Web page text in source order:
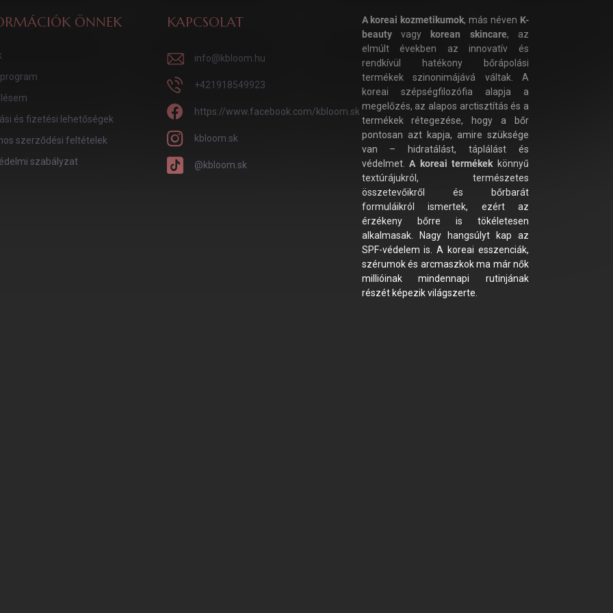
ÖNNEK
és fizetési lehetőségek
szerződési feltételek
szabályzat
KAPCSOLAT
info@kbloom.hu
+421918549923
https://www.facebook.com/kbloom.sk
kbloom.sk
@kbloom.sk
A koreai kozmetikumok, más néven K-
beautyvagy korean skincare, az
elmúlt években az innovatív és
rendkívül hatékony bőrápolási
termékek szinonimájává váltak. A
koreai szépségfilozófia alapja a
megelőzés, az alapos arctisztítás és a
termékek rétegezése, hogy a bőr
pontosan azt kapja, amire szüksége
van – hidratálást, táplálást és
védelmet.A koreai termékek könnyű
textúrájukról, természetes
összetevőikről és bőrbarát
formuláikról ismertek, ezért az
érzékeny bőrre is tökéletesen
alkalmasak. Nagy hangsúlyt kap az
SPF-védelem is. A koreai esszenciák,
szérumok és arcmaszkok ma már nők
millióinak mindennapi rutinjának
részét képezik világszerte.